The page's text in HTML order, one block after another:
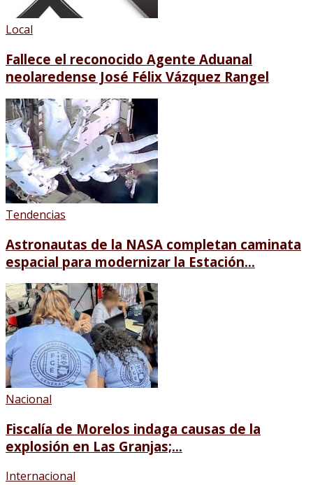
Local
Fallece el reconocido Agente Aduanal
neolaredense José Félix Vázquez Rangel
Tendencias
Astronautas de la NASA completan caminata
espacial para modernizar la Estación...
Nacional
Fiscalía de Morelos indaga causas de la
explosión en Las Granjas;...
Internacional